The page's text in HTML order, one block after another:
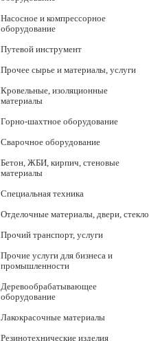
Насосное и компрессорное
оборудование
Путевой инструмент
Прочее сырье и материалы, услуги
Кровельные, изоляционные
материалы
Горно-шахтное оборудование
Сварочное оборудование
Бетон, ЖБИ, кирпич, стеновые
материалы
Специальная техника
Отделочные материалы, двери, стекло
Прочий транспорт, услуги
Прочие услуги для бизнеса и
промышленности
Деревообрабатывающее
оборудование
Лакокрасочные материалы
Резинотехнические изделия